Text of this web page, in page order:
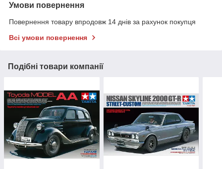
Умови повернення
Повернення товару впродовж 14 днів за рахунок покупця
Всі умови повернення
Подібні товари компанії